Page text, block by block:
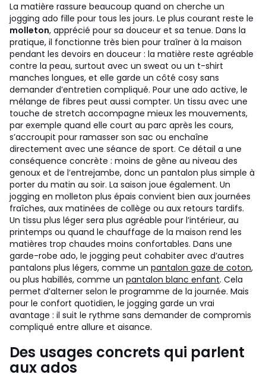
La matière rassure beaucoup quand on cherche un
jogging ado fille pour tous les jours. Le plus courant reste le
molleton, apprécié pour sa douceur et sa tenue. Dans la
pratique, il fonctionne très bien pour traîner à la maison
pendant les devoirs en douceur : la matière reste agréable
contre la peau, surtout avec un sweat ou un t-shirt
manches longues, et elle garde un côté cosy sans
demander d’entretien compliqué. Pour une ado active, le
mélange de fibres peut aussi compter. Un tissu avec une
touche de stretch accompagne mieux les mouvements,
par exemple quand elle court au parc après les cours,
s’accroupit pour ramasser son sac ou enchaîne
directement avec une séance de sport. Ce détail a une
conséquence concrète : moins de gêne au niveau des
genoux et de l’entrejambe, donc un pantalon plus simple à
porter du matin au soir. La saison joue également. Un
jogging en molleton plus épais convient bien aux journées
fraîches, aux matinées de collège ou aux retours tardifs.
Un tissu plus léger sera plus agréable pour l’intérieur, au
printemps ou quand le chauffage de la maison rend les
matières trop chaudes moins confortables. Dans une
garde-robe ado, le jogging peut cohabiter avec d’autres
pantalons plus légers, comme un pantalon gaze de coton,
ou plus habillés, comme un pantalon blanc enfant. Cela
permet d’alterner selon le programme de la journée. Mais
pour le confort quotidien, le jogging garde un vrai
avantage : il suit le rythme sans demander de compromis
compliqué entre allure et aisance.
Des usages concrets qui parlent
aux ados